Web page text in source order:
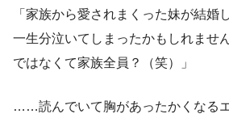
「家族から愛されまくった妹が結婚
一生分泣いてしまったかもしれませ
ではなくて家族全員？（笑）」
……読んでいて胸があったかくなる